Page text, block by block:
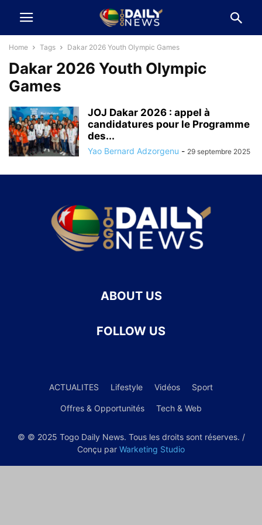
Home Tags Dakar 2026 Youth Olympic Games
Dakar 2026 Youth Olympic
Games
JOJ Dakar 2026 : appel à
candidatures pour le Programme
des...
Yao Bernard Adzorgenu - 29 septembre 2025
ABOUT US
FOLLOW US
ACTUALITES Lifestyle Vidéos Sport
Offres & Opportunités Tech & Web
© © 2025 Togo Daily News. Tous les droits sont réserves. /
Conçu par Warketing Studio